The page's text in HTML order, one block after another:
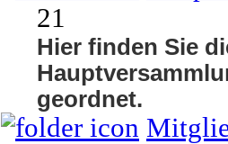
21
Hier finden Sie
geordnet.